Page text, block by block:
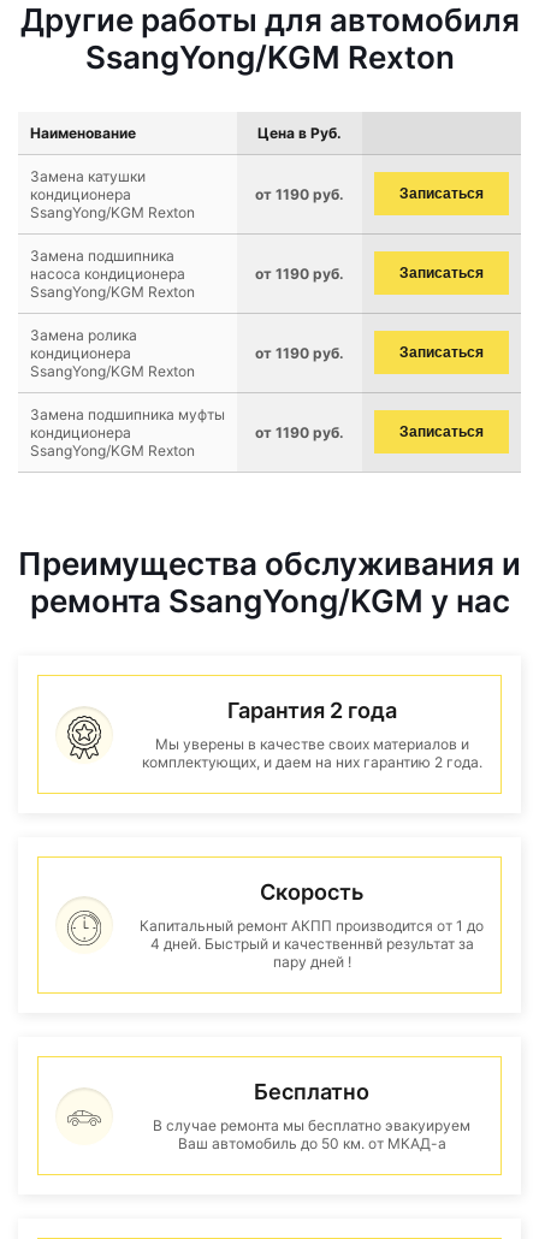
Другие работы для автомобиля
SsangYong/KGM Rexton
Наименование Цена в Руб.
Замена катушки
кондиционера
SsangYong/KGM Rexton
от 1190 руб. Записаться
Замена подшипника
насоса кондиционера
SsangYong/KGM Rexton
от 1190 руб. Записаться
Замена ролика
кондиционера
SsangYong/KGM Rexton
от 1190 руб. Записаться
Замена подшипника муфты
кондиционера
SsangYong/KGM Rexton
от 1190 руб. Записаться
Преимущества обслуживания и
ремонта SsangYong/KGM у нас
Гарантия 2 года
Мы уверены в качестве своих материалов и
комплектующих, и даем на них гарантию 2 года.
Скорость
Капитальный ремонт АКПП производится от 1 до
4 дней. Быстрый и качественнвй результат за
пару дней !
Бесплатно
В случае ремонта мы бесплатно эвакуируем
Ваш автомобиль до 50 км. от МКАД-а